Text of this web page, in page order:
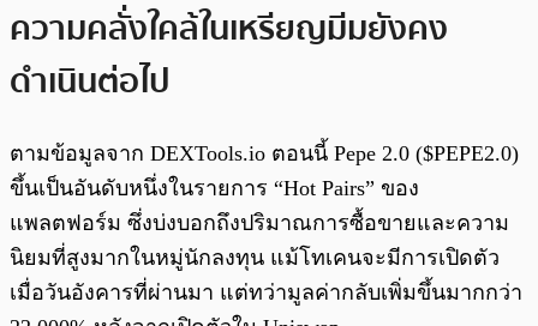
ความคลั่งใคล้ในเหรียญมีมยังคง
ดำเนินต่อไป
ตามข้อมูลจาก DEXTools.io ตอนนี้ Pepe 2.0 ($PEPE2.0)
ขึ้นเป็นอันดับหนึ่งในรายการ “Hot Pairs” ของ
แพลตฟอร์ม ซึ่งบ่งบอกถึงปริมาณการซื้อขายและความ
นิยมที่สูงมากในหมู่นักลงทุน แม้โทเคนจะมีการเปิดตัว
เมื่อวันอังคารที่ผ่านมา แต่ทว่ามูลค่ากลับเพิ่มขึ้นมากกว่า